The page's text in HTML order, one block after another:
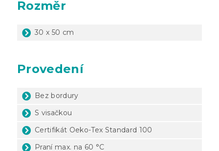
Rozměr
30 x 50 cm
Provedení
Bez bordury
S visačkou
Certifikát Oeko-Tex Standard 100
Praní max. na 60 °C